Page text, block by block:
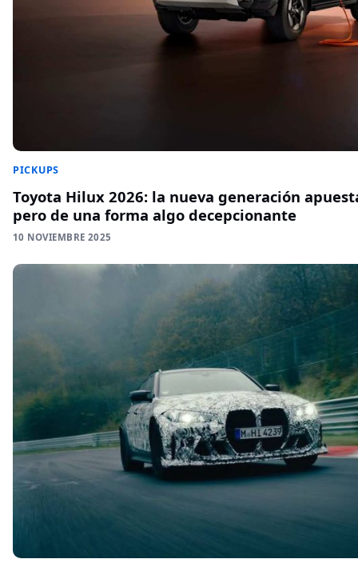
PICKUPS
Toyota Hilux 2026: la nueva generación
pero de una forma algo decepcionante
10 NOVIEMBRE 2025